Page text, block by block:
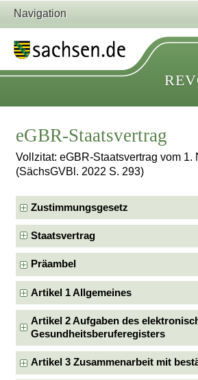
Navigation
eGBR-Staatsvertrag
Vollzitat: eGBR-Staatsvertrag vom 1.
(SächsGVBl. 2022 S. 293)
Zustimmungsgesetz
Staatsvertrag
Präambel
Artikel 1 Allgemeines
Artikel 2 Aufgaben des
Gesundheitsberuferegisters
Artikel 3 Zusammenarbeit mit